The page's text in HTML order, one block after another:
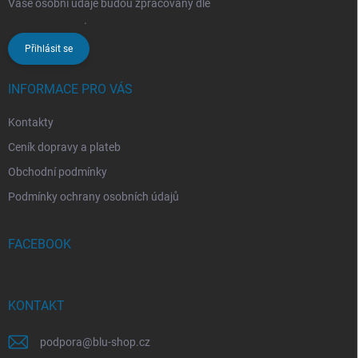
Vaše osobní údaje budou zpracovány dle
.
Přihlásit se
INFORMACE PRO VÁS
Kontakty
Ceník dopravy a plateb
Obchodní podmínky
Podmínky ochrany osobních údajů
FACEBOOK
KONTAKT
podpora@blu-shop.cz